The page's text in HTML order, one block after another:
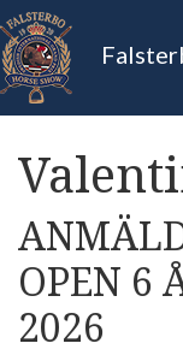
OPEN 6
2026